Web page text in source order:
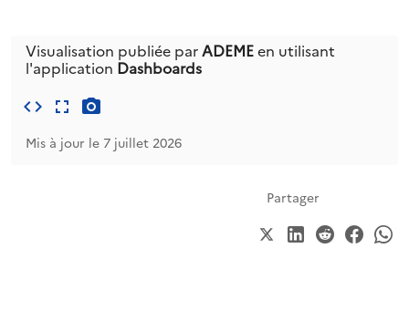
Visualisation publiée parADEMEen utilisant
l'application Dashboards
Mis à jour le 7 juillet 2026
Partager